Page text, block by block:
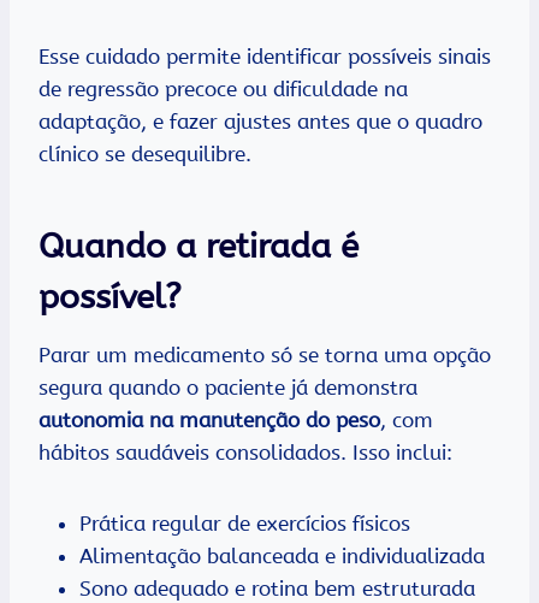
Esse cuidado permite identificar possíveis sinais
de regressão precoce ou dificuldade na
adaptação, e fazer ajustes antes que o quadro
clínico se desequilibre.
Quando a retirada é
possível?
Parar um medicamento só se torna uma opção
segura quando o paciente já demonstra
autonomia na manutenção do peso, com
hábitos saudáveis consolidados. Isso inclui:
Prática regular de exercícios físicos
Alimentação balanceada e individualizada
Sono adequado e rotina bem estruturada